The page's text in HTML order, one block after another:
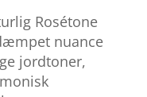
Rosétone
nuance
jordtoner,